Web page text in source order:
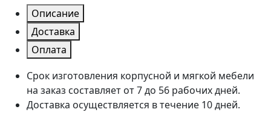
Описание
Доставка
Оплата
Срок изготовления корпусной и мягкой мебели
на заказ составляет от 7 до 56 рабочих дней.
Доставка осуществляется в течение 10 дней.